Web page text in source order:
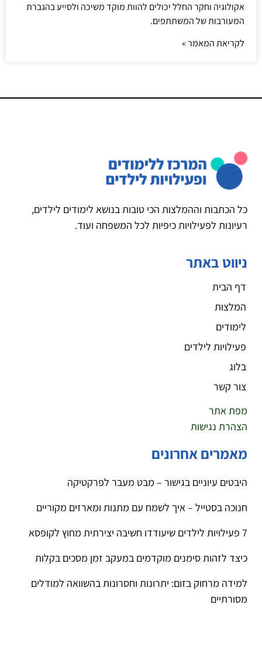
אקולוגיה וחקר החלל יכולים להוות מוקד משיכה ולסייע בהגברת
המעורבות של המשתתפים.
לקריאת המאמר »
כל הכתבות וההמלצות הכי טובות בנושא לימודים לילדים,
רעיונות לפעילויות כיפיות לכל המשפחה ועוד.
ניווט באתר
דף הבית
המלצות
לימודים
פעילויות לילדים
בלוג
צור קשר
מפת אתר
הצהרת נגישות
מאמרים אחרונים
היבטים עיוניים בגישור – מבט מעבר לפרקטיקה
חנוכה בסטייל – איך לשמח עם מתנות ומארזים מקוריים
7 פעילויות לילדים שיעודדו חשיבה יצירתית מחוץ לקופסא
כיצד לזהות סימנים מוקדמים במעקב זמן מסכים בקלות
למידה מרחוק בזום: יתרונות וחסרונות בהשוואה למודלים
מסורתיים